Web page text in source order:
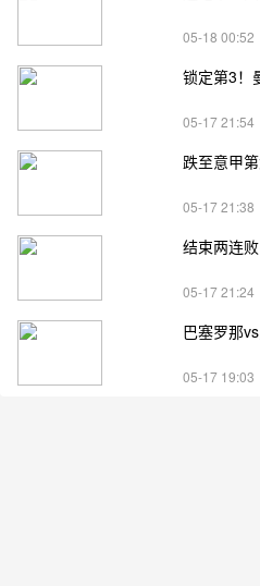
05-18 00:52
05-17 21:54
05-17 21:38
05-17 21:24
05-17 19:03